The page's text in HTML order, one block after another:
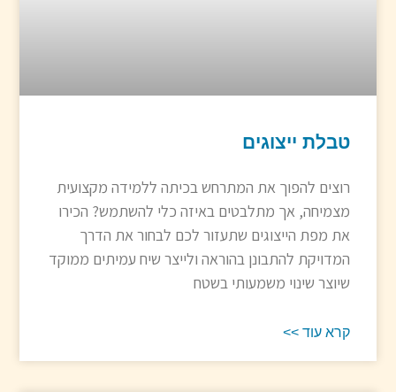
טבלת ייצוגים
רוצים להפוך את המתרחש בכיתה ללמידה מקצועית
מצמיחה, אך מתלבטים באיזה כלי להשתמש? הכירו
את מפת הייצוגים שתעזור לכם לבחור את הדרך
המדויקת להתבונן בהוראה ולייצר שיח עמיתים ממוקד
שיוצר שינוי משמעותי בשטח
קרא עוד >>